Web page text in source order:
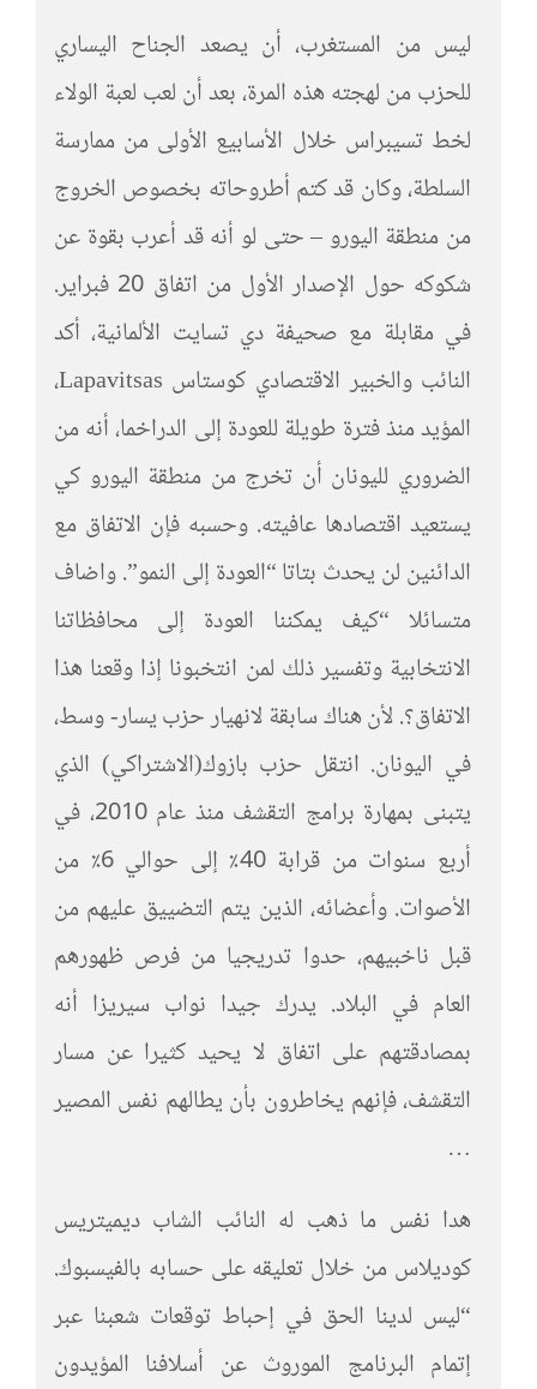
ليس من المستغرب، أن يصعد الجناح اليساري
للحزب من لهجته هذه المرة، بعد أن لعب لعبة الولاء
لخط تسيبراس خلال الأسابيع الأولى من ممارسة
السلطة، وكان قد كتم أطروحاته بخصوص الخروج
من منطقة اليورو – حتى لو أنه قد أعرب بقوة عن
شكوكه حول الإصدار الأول من اتفاق 20 فبراير.
في مقابلة مع صحيفة دي تسايت الألمانية، أكد
النائب والخبير الاقتصادي كوستاس Lapavitsas،
المؤيد منذ فترة طويلة للعودة إلى الدراخما، أنه من
الضروري لليونان أن تخرج من منطقة اليورو كي
يستعيد اقتصادها عافيته. وحسبه فإن الاتفاق مع
الدائنين لن يحدث بتاتا “العودة إلى النمو”. واضاف
متسائلا “كيف يمكننا العودة إلى محافظاتنا
الانتخابية وتفسير ذلك لمن انتخبونا إذا وقعنا هذا
الاتفاق؟. لأن هناك سابقة لانهيار حزب يسار- وسط،
في اليونان. انتقل حزب بازوك(الاشتراكي) الذي
يتبنى بمهارة برامج التقشف منذ عام 2010، في
أربع سنوات من قرابة 40٪ إلى حوالي 6٪ من
الأصوات. وأعضائه، الذين يتم التضييق عليهم من
قبل ناخبيهم، حدوا تدريجيا من فرص ظهورهم
العام في البلاد. يدرك جيدا نواب سيريزا أنه
بمصادقتهم على اتفاق لا يحيد كثيرا عن مسار
التقشف، فإنهم يخاطرون بأن يطالهم نفس المصير
…
هدا نفس ما ذهب له النائب الشاب ديميتريس
كوديلاس من خلال تعليقه على حسابه بالفيسبوك.
“ليس لدينا الحق في إحباط توقعات شعبنا عبر
إتمام البرنامج الموروث عن أسلافنا المؤيدون